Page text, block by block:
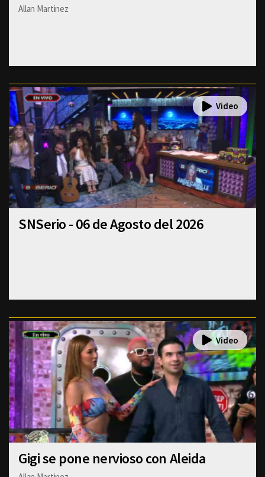
Allan Martinez
SNSerio - 06 de Agosto del 2026
Gigi se pone nervioso con Aleida